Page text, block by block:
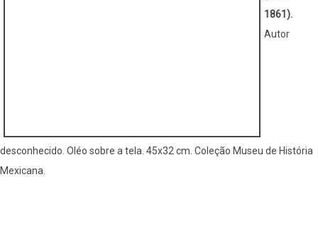
1861).
Autor
desconhecido. Oléo sobre a tela. 45x32 cm. Coleção Museu de História
Mexicana.